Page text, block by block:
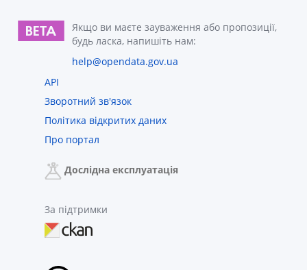
Якщо ви маєте зауваження або пропозиції,
будь ласка, напишіть нам:
help@opendata.gov.ua
API
Зворотний зв'язок
Політика відкритих даних
Про портал
Дослідна експлуатація
За підтримки